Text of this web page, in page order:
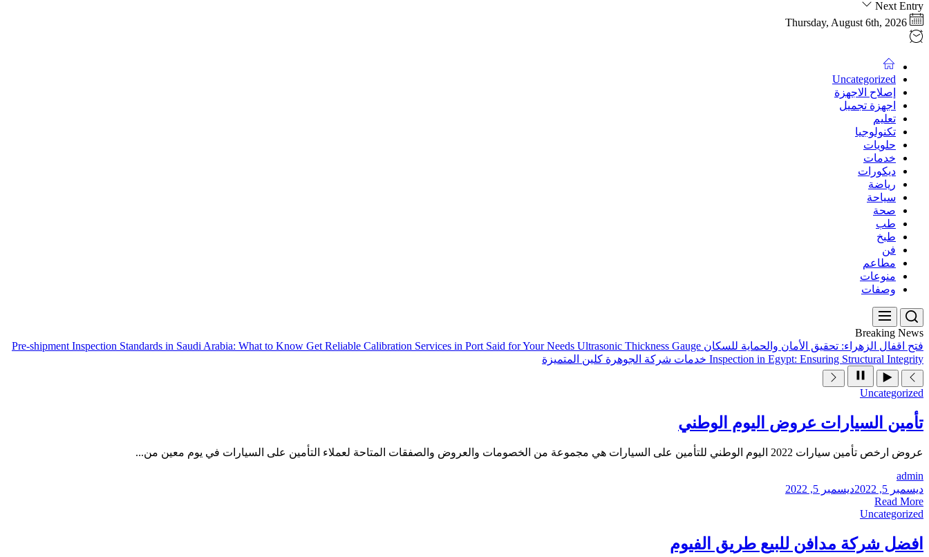
Next Entry
Thursday, August 6th, 2026
Uncategorized
إصلاح الاجهزة
اجهزة تجميل
تعليم
تكنولوجيا
حلويات
خدمات
ديكورات
رياضة
سياحة
صحة
طب
طبخ
فن
مطاعم
منوعات
وصفات
Breaking News
فتح اقفال الزهراء: تحقيق الأمان والحماية للسكان
Pre-shipment Inspection Standards in Saudi Arabia: What to Know Get Reliable Calibration Services in Port Said for Your Needs Ultrasonic Thickness Gauge
Inspection in Egypt: Ensuring Structural Integrity خدمات شركة الجوهرة كلين المتميزة
Uncategorized
تأمين السيارات عروض اليوم الوطني
عروض ارخص تأمين سيارات 2022 اليوم الوطني للتأمين على السيارات هي مجموعة من الخصومات والعروض والصفقات المتاحة لعملاء التأمين على السيارات في يوم معين من...
admin
ديسمبر 5, 2022
ديسمبر 5, 2022
Read More
Uncategorized
افضل شركة مدافن للبيع طريق الفيوم